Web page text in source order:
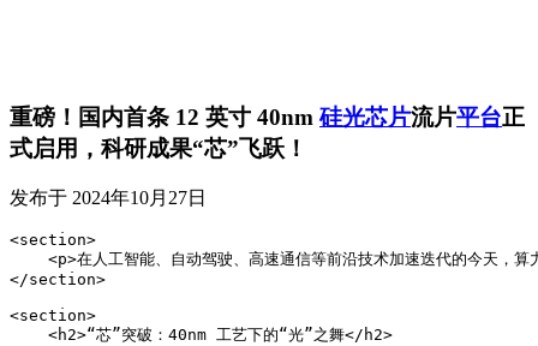
重磅！国内首条 12 英寸 40nm硅光芯片流片平台正
式启用，科研成果“芯”飞跃！
发布于 2024年10月27日
<section>
<p>在人工智能、自动驾驶、高速通信等前沿技术加速迭代的今天，
</section>
<section>
    <h2>“芯”突破：40nm 工艺下的“光”之舞</h2>